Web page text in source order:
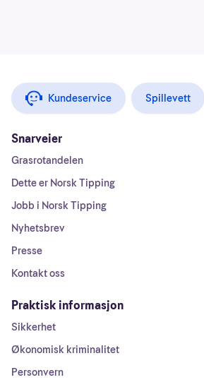
Kundeservice Spillevett
Snarveier
Grasrotandelen
Dette er Norsk Tipping
Jobb i Norsk Tipping
Nyhetsbrev
Presse
Kontakt oss
Praktisk informasjon
Sikkerhet
Økonomisk kriminalitet
Personvern